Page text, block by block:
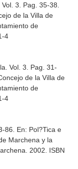
3. Pag. 35-38.
de la Villa de
de
4
Vol. 3. Pag. 31-
de la Villa de
de
4
86. En: Pol?Tica e
Marchena y la
2002. ISBN